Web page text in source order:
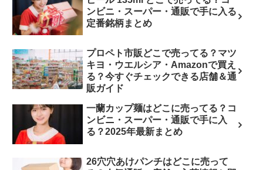
ンビニ・スーパー・通販で手に入る
定番銘柄まとめ
プロペト市販どこで売ってる？マツ
キヨ・ウエルシア・Amazonで買え
る？今すぐチェックできる店舗＆通
販ガイド
一蘭カップ麺はどこに売ってる？コ
ンビニ・スーパー・通販で手に入
る？2025年最新まとめ
26穴穴あけパンチはどこに売って